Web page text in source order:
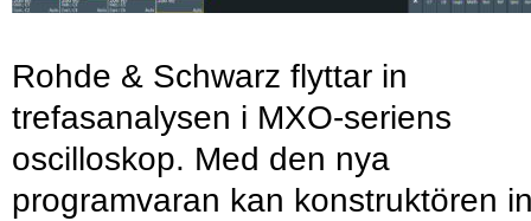
Rohde & Schwarz flyttar in
trefasanalysen i MXO-seriens
oscilloskop. Med den nya
programvaran kan konstruktören